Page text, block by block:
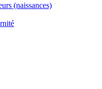
(naissances)